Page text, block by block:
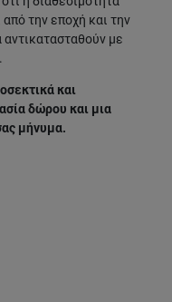
την εποχή και την
με
και
δώρου και μια
μήνυμα.